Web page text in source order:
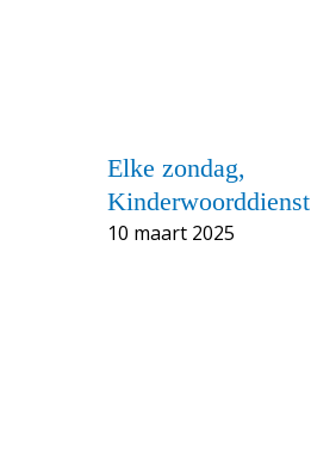
Elke zondag,
Kinderwoorddienst
10 maart 2025